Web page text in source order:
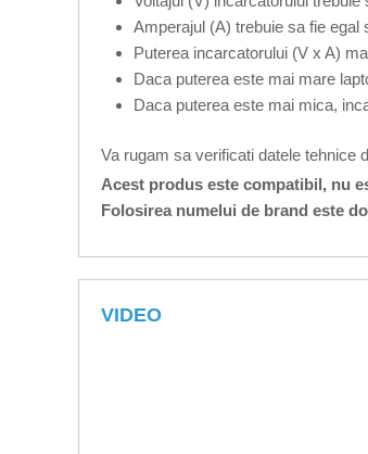
Amperajul (A) trebuie sa fie
Puterea incarcatorului (V x A)
Daca puterea este mai mare
Daca puterea este mai mica,
Va rugam sa verificati datele tehnice
Acest produs este compatibil, nu
Folosirea numelui de brand este
VIDEO